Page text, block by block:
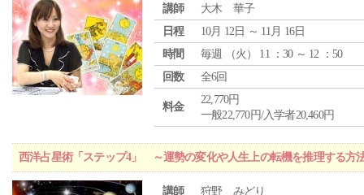
講師
大木 華子
日程
10月 12日 ～ 11月 16日
時間
毎週 （火 ） 11 ：30 ～ 12 ：50
回数
全6回
料金
22,770円
一般22,770円/入学者20,460円
西洋占星術「ステップ4」 ～運勢の変化や人生上の転機を推理する方
講師 狩野 みどり